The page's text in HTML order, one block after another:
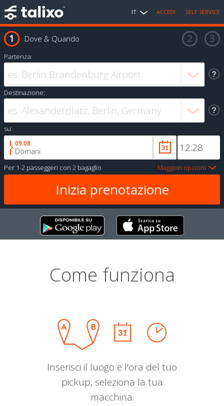
IT ACCEDI SELF SERVICE
Dove & Quando
Partenza:
Destinazione:
su:
09.08
Domani
Per 1-2 passeggeri con 2 bagaglio Maggiori opzioni
Come funziona
Inserisci il luogo e l'ora del tuo
pickup, seleziona la tua
macchina.